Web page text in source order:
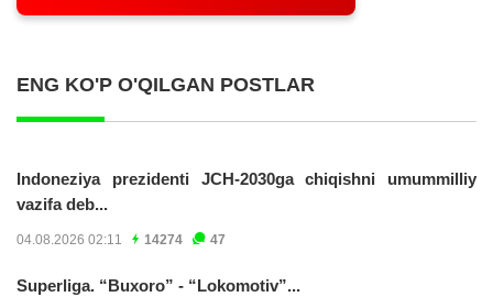
ENG KO'P O'QILGAN POSTLAR
Indoneziya prezidenti JCH-2030ga chiqishni umummilliy
vazifa deb...
04.08.2026 02:11 14274 47
Superliga. “Buxoro” - “Lokomotiv”...